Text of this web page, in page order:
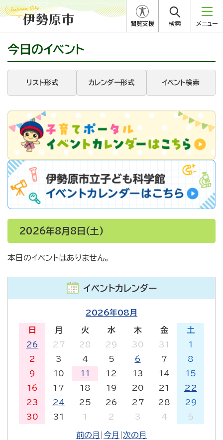
閲覧支援 検索 メニュー
今日のイベント
リスト形式 カレンダー形式 イベント検索
2026年8月8日(土)
本日のイベントはありません。
イベントカレンダー
2026年08月
日 月 火 水 木 金
土
26
27 28 29 30 31
1
2
3 4 5 6 7
8
9
10 11 12 13 14
15
16
17 18 19 20 21
22
23
24 25 26 27 28
29
30
31 1 2 3 4 5
前の月 今月 次の月